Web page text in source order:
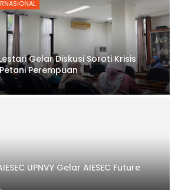
Gelar Diskusi Soroti Krisis
Perempuan
UPNVY Gelar AIESEC Future